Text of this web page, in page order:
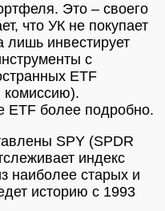
Это – своего
что УК не покупает
лишь инвестирует
с
ETF
комиссию).
ETF более подробно.
SPY (SPDR
индекс
наиболее старых и
историю с 1993